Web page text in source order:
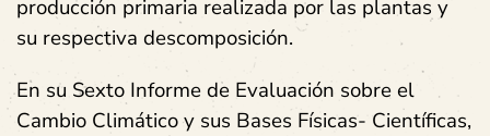
producción primaria realizada por las plantas y
su respectiva descomposición.
En su Sexto Informe de Evaluación sobre el
Cambio Climático y sus Bases Físicas- Científicas,